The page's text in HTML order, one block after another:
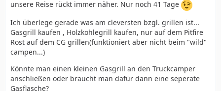
unsere Reise rückt immer näher. Nur noch 41 Tage
Ich überlege gerade was am cleversten bzgl. grillen ist...
Gasgrill kaufen , Holzkohlegrill kaufen, nur auf dem Pitfire
Rost auf dem CG grillen(funktioniert aber nicht beim "wild"
campen...)
Könnte man einen kleinen Gasgrill an den Truckcamper
anschließen oder braucht man dafür dann eine seperate
Gasflasche?